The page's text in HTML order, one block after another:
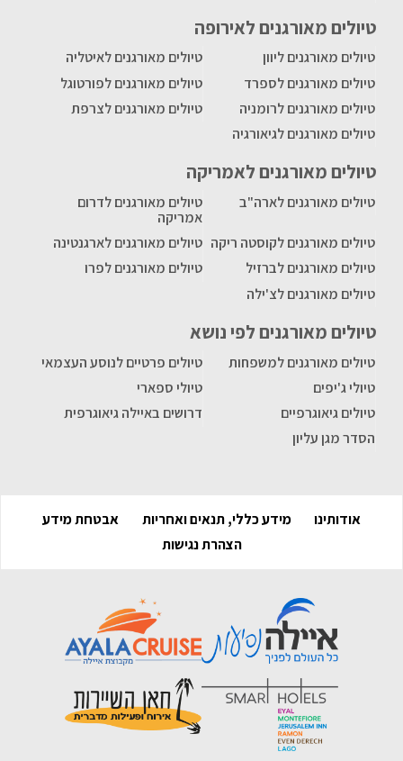
טיולים מאורגנים לאירופה
טיולים מאורגנים ליוון
טיולים מאורגנים לאיטליה
טיולים מאורגנים לספרד
טיולים מאורגנים לפורטוגל
טיולים מאורגנים לרומניה
טיולים מאורגנים לצרפת
טיולים מאורגנים לגיאורגיה
טיולים מאורגנים לאמריקה
טיולים מאורגנים לארה"ב
טיולים מאורגנים לדרום
אמריקה
טיולים מאורגנים לקוסטה ריקה טיולים מאורגנים לארגנטינה
טיולים מאורגנים לברזיל
טיולים מאורגנים לפרו
טיולים מאורגנים לצ'ילה
טיולים מאורגנים לפי נושא
טיולים מאורגנים למשפחות
טיולים פרטיים לנוסע העצמאי
טיולי ג'יפים
טיולי ספארי
טיולים גיאוגרפיים
דרושים באיילה גיאוגרפית
הסדר מגן עליון
אודותינו מידע כללי, תנאים ואחריות
אבטחת מידע
הצהרת נגישות